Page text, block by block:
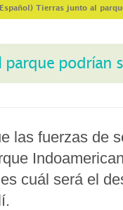
Tierras junto al
parque podrían
las fuerzas de
cuál será el